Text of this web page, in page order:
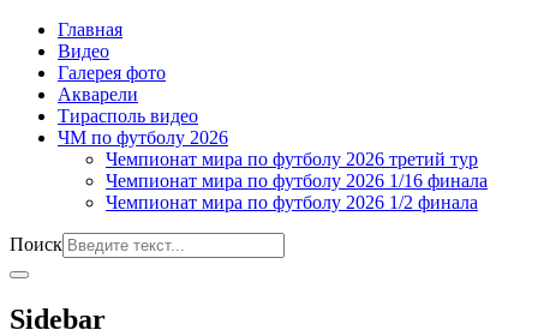
Главная
Видео
Галерея фото
Акварели
Тирасполь видео
ЧМ по футболу 2026
Чемпионат мира по футболу 2026 третий тур
Чемпионат мира по футболу 2026 1/16 финала
Чемпионат мира по футболу 2026 1/2 финала
Поиск
Sidebar